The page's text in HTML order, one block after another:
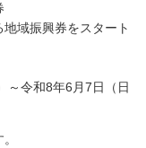
域振興券をスタート
令和8年6月7日（日